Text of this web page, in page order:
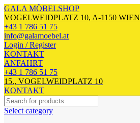
GALA MÖBELSHOP
VOGELWEIDPLATZ 10, A-1150 WIEN
+43 1 786 51 75
info@galamoebel.at
Login / Register
KONTAKT
ANFAHRT
+43 1 786 51 75
15., VOGELWEIDPLATZ 10
KONTAKT
Select category